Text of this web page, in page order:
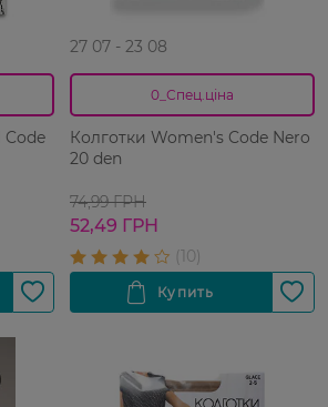
27 07 - 23 08
0_Спец.ціна
Колготки Women's Code Nero
20 den
74,99 ГРН
52,49 ГРН